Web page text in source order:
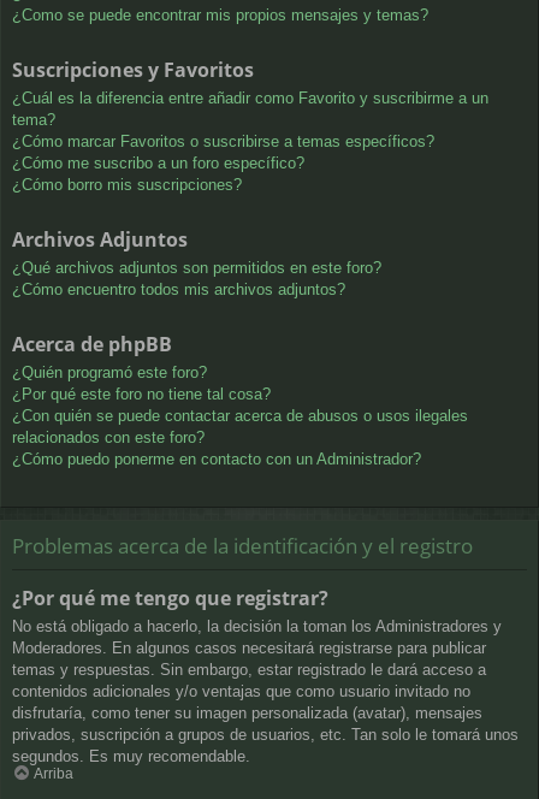
¿Como se puede encontrar mis propios mensajes y temas?
Suscripciones y Favoritos
¿Cuál es la diferencia entre añadir como Favorito y suscribirme a un
tema?
¿Cómo marcar Favoritos o suscribirse a temas específicos?
¿Cómo me suscribo a un foro específico?
¿Cómo borro mis suscripciones?
Archivos Adjuntos
¿Qué archivos adjuntos son permitidos en este foro?
¿Cómo encuentro todos mis archivos adjuntos?
Acerca de phpBB
¿Quién programó este foro?
¿Por qué este foro no tiene tal cosa?
¿Con quién se puede contactar acerca de abusos o usos ilegales
relacionados con este foro?
¿Cómo puedo ponerme en contacto con un Administrador?
Problemas acerca de la identificación y el registro
¿Por qué me tengo que registrar?
No está obligado a hacerlo, la decisión la toman los Administradores y
Moderadores. En algunos casos necesitará registrarse para publicar
temas y respuestas. Sin embargo, estar registrado le dará acceso a
contenidos adicionales y/o ventajas que como usuario invitado no
disfrutaría, como tener su imagen personalizada (avatar), mensajes
privados, suscripción a grupos de usuarios, etc. Tan solo le tomará unos
segundos. Es muy recomendable.
Arriba